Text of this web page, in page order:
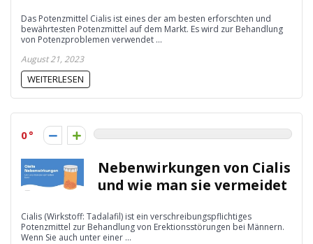
Das Potenzmittel Cialis ist eines der am besten erforschten und
bewährtesten Potenzmittel auf dem Markt. Es wird zur Behandlung
von Potenzproblemen verwendet ...
August 21, 2023
WEITERLESEN
0
Nebenwirkungen von Cialis
und wie man sie vermeidet
Cialis (Wirkstoff: Tadalafil) ist ein verschreibungspflichtiges
Potenzmittel zur Behandlung von Erektionsstörungen bei Männern.
Wenn Sie auch unter einer ...